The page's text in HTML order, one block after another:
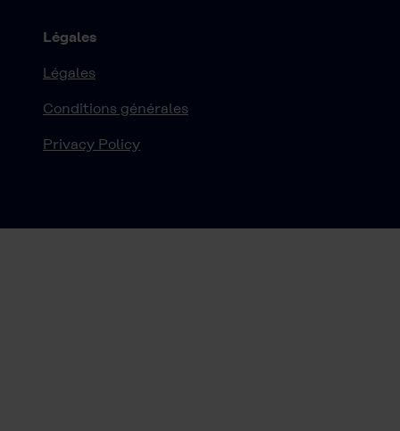
Légales
Légales
Conditions générales
Privacy Policy